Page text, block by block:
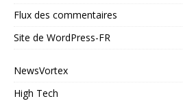
Flux des commentaires
Site de WordPress-FR
NewsVortex
High Tech